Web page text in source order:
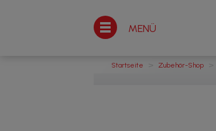
MENÜ
Startseite > Zubehör-Shop